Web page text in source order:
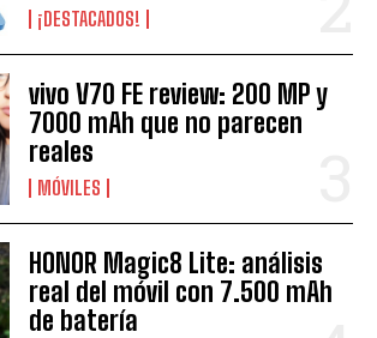
¡DESTACADOS!
vivo V70 FE review: 200 MP y
7000 mAh que no parecen
reales
MÓVILES
HONOR Magic8 Lite: análisis
real del móvil con 7.500 mAh
de batería